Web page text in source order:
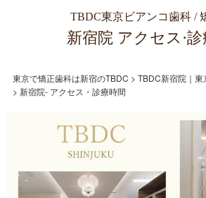
TBDC東京ビアンコ歯科 /
新宿院 アクセス·診
東京で矯正歯科は新宿のTBDC > TBDC新宿院｜
> 新宿院- アクセス・診療時間